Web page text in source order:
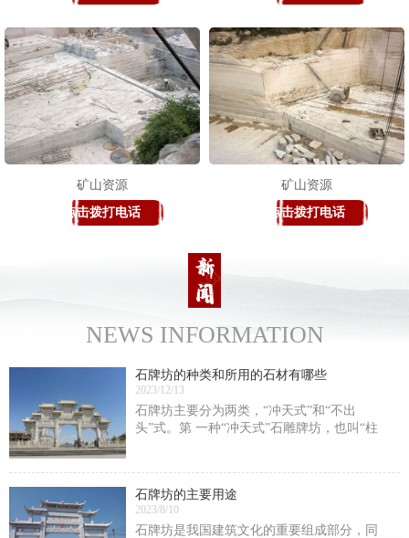
矿山资源
点击拨打电话
矿山资源
点击拨打电话
NEWS INFORMATION
石牌坊的种类和所用的石材有哪些
2023/12/13
石牌坊主要分为两类，“冲天式”和“不出
头”式。第 一种“冲天式”石雕牌坊，也叫“柱
石牌坊的主要用途
2023/8/10
石牌坊是我国建筑文化的重要组成部分，同